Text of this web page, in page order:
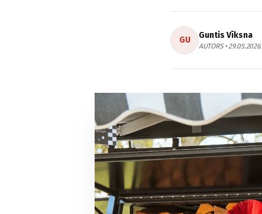
GU Guntis Vīksna
AUTORS • 29.05.2026.